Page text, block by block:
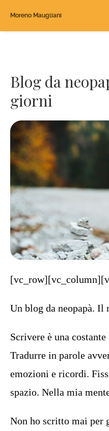
Moreno Maugliani
Blog da
giorni
Un blog da neopapà. Il
Scrivere è una
Tradurre in parole
emozioni e ricordi.
spazio. Nella mia
Non ho scritto mai per